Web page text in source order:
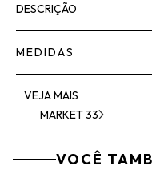
DESCRIÇÃO
MEDIDAS
VEJA MAIS
MARKET 33
VOCÊ